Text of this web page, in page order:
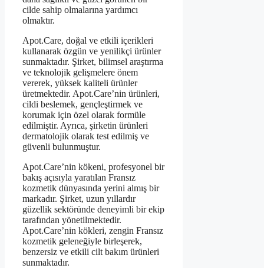
cilde sahip olmalarına yardımcı
olmaktır.
Apot.Care, doğal ve etkili içerikleri
kullanarak özgün ve yenilikçi ürünler
sunmaktadır. Şirket, bilimsel araştırma
ve teknolojik gelişmelere önem
vererek, yüksek kaliteli ürünler
üretmektedir. Apot.Care’nin ürünleri,
cildi beslemek, gençleştirmek ve
korumak için özel olarak formüle
edilmiştir. Ayrıca, şirketin ürünleri
dermatolojik olarak test edilmiş ve
güvenli bulunmuştur.
Apot.Care’nin kökeni, profesyonel bir
bakış açısıyla yaratılan Fransız
kozmetik dünyasında yerini almış bir
markadır. Şirket, uzun yıllardır
güzellik sektöründe deneyimli bir ekip
tarafından yönetilmektedir.
Apot.Care’nin kökleri, zengin Fransız
kozmetik geleneğiyle birleşerek,
benzersiz ve etkili cilt bakım ürünleri
sunmaktadır.